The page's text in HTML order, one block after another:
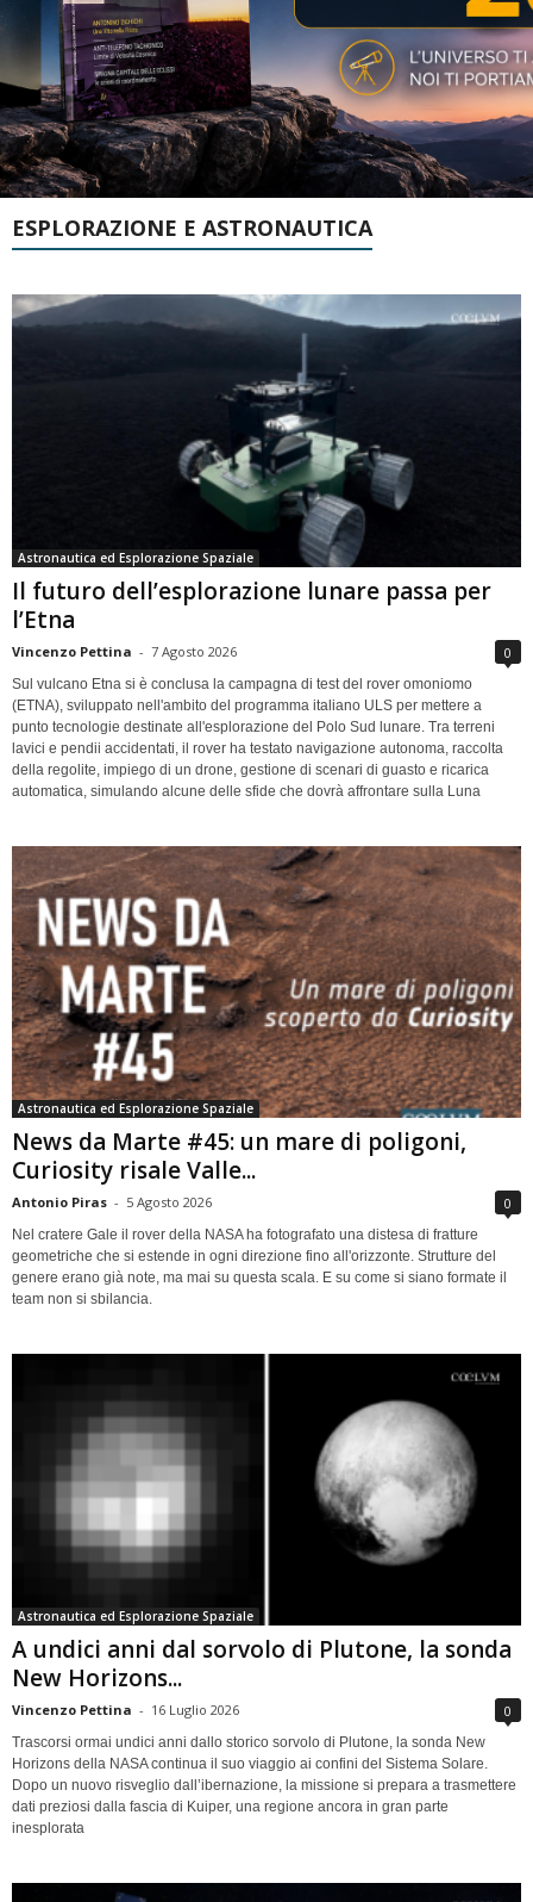
ESPLORAZIONE E ASTRONAUTICA
Astronautica ed Esplorazione Spaziale
Il futuro dell’esplorazione lunare passa per
l’Etna
Vincenzo Pettina - 7 Agosto 2026 0
Sul vulcano Etna si è conclusa la campagna di test del rover omoniomo
(ETNA), sviluppato nell'ambito del programma italiano ULS per mettere a
punto tecnologie destinate all'esplorazione del Polo Sud lunare. Tra terreni
lavici e pendii accidentati, il rover ha testato navigazione autonoma, raccolta
della regolite, impiego di un drone, gestione di scenari di guasto e ricarica
automatica, simulando alcune delle sfide che dovrà affrontare sulla Luna
Astronautica ed Esplorazione Spaziale
News da Marte #45: un mare di poligoni,
Curiosity risale Valle...
Antonio Piras - 5 Agosto 2026 0
Nel cratere Gale il rover della NASA ha fotografato una distesa di fratture
geometriche che si estende in ogni direzione fino all'orizzonte. Strutture del
genere erano già note, ma mai su questa scala. E su come si siano formate il
team non si sbilancia.
Astronautica ed Esplorazione Spaziale
A undici anni dal sorvolo di Plutone, la sonda
New Horizons...
Vincenzo Pettina - 16 Luglio 2026 0
Trascorsi ormai undici anni dallo storico sorvolo di Plutone, la sonda New
Horizons della NASA continua il suo viaggio ai confini del Sistema Solare.
Dopo un nuovo risveglio dall’ibernazione, la missione si prepara a trasmettere
dati preziosi dalla fascia di Kuiper, una regione ancora in gran parte
inesplorata